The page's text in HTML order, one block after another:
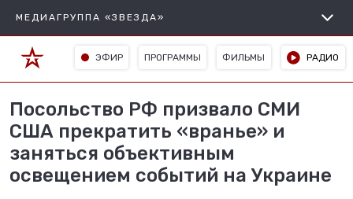
МЕДИАГРУППА «ЗВЕЗДА»
ЭФИР ПРОГРАММЫ ФИЛЬМЫ РАДИО
Посольство РФ призвало СМИ
США прекратить «вранье» и
заняться объективным
освещением событий на Украине